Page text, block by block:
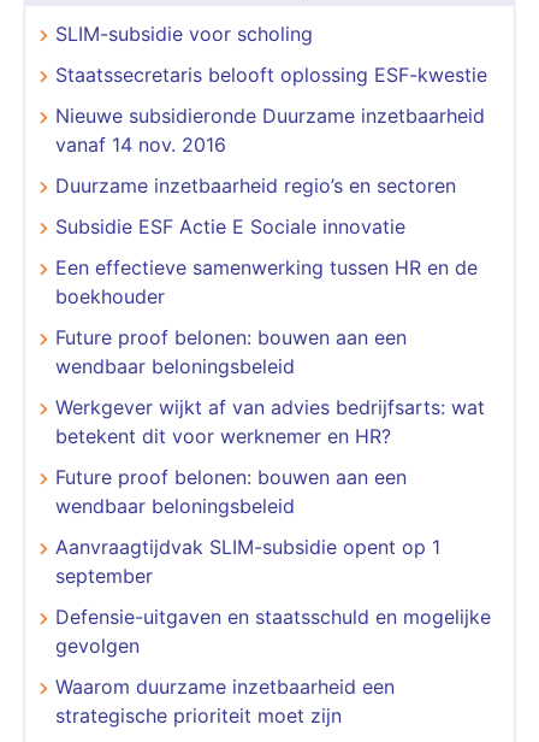
SLIM-subsidie voor scholing
Staatssecretaris belooft oplossing ESF-kwestie
Nieuwe subsidieronde Duurzame inzetbaarheid
vanaf 14 nov. 2016
Duurzame inzetbaarheid regio’s en sectoren
Subsidie ESF Actie E Sociale innovatie
​​​​​​​Een effectieve samenwerking tussen HR en de
boekhouder
Future proof belonen: bouwen aan een
wendbaar beloningsbeleid
Werkgever wijkt af van advies bedrijfsarts: wat
betekent dit voor werknemer en HR?
Future proof belonen: bouwen aan een
wendbaar beloningsbeleid
Aanvraagtijdvak SLIM-subsidie opent op 1
september
Defensie-uitgaven en staatsschuld en mogelijke
gevolgen
​​​​​​​Waarom duurzame inzetbaarheid een
strategische prioriteit moet zijn